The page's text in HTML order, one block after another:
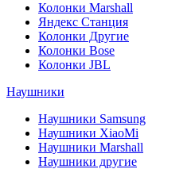
Колонки Marshall
Яндекс Станция
Колонки Другие
Колонки Bose
Колонки JBL
Наушники
Наушники Samsung
Наушники XiaoMi
Наушники Marshall
Наушники другие